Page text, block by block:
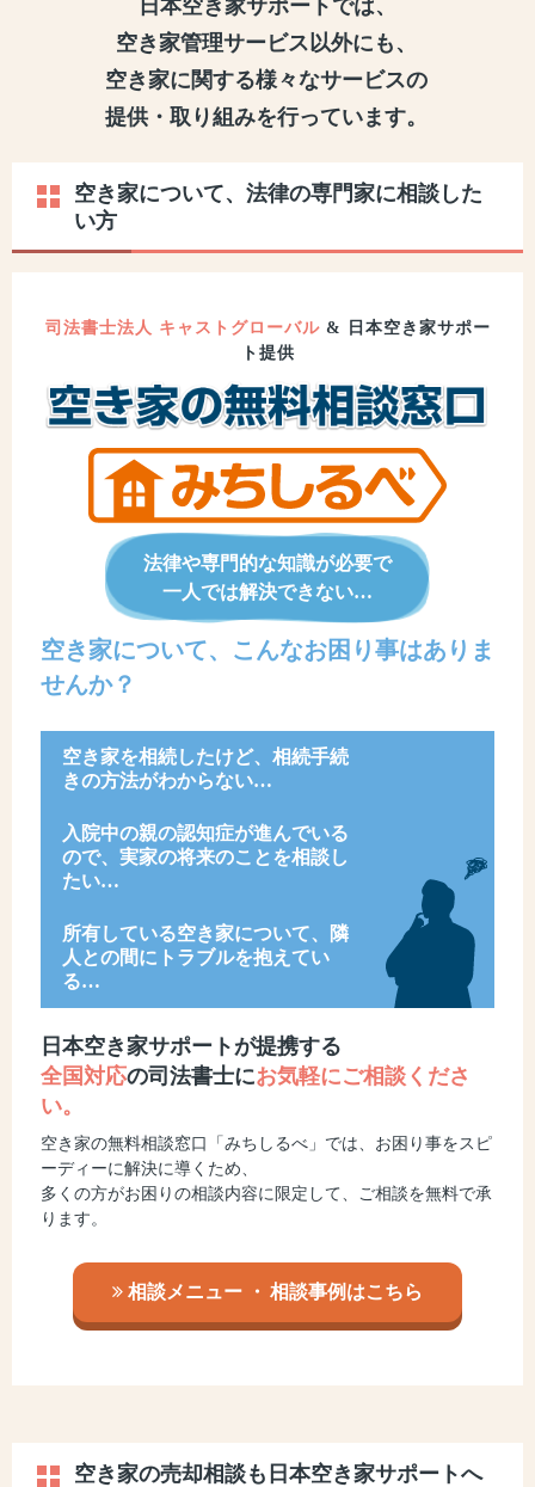
日本空き家サポートでは、
空き家管理サービス以外にも、
空き家に関する様々なサービスの
提供・取り組みを行っています。
空き家について、法律の専門家に相談した
い方
司法書士法人 キャストグローバル& 日本空き家サポー
ト提供
法律や専門的な知識が必要で
一人では解決できない…
空き家について、こんなお困り事はありま
せんか？
空き家を相続したけど、相続手続
きの方法がわからない…
入院中の親の認知症が進んでいる
ので、実家の将来のことを相談し
たい…
所有している空き家について、隣
人との間にトラブルを抱えてい
る…
日本空き家サポートが提携する
全国対応の司法書士にお気軽にご相談くださ
い。
空き家の無料相談窓口「みちしるべ」では、お困り事をスピ
ーディーに解決に導くため、
多くの方がお困りの相談内容に限定して、ご相談を無料で承
ります。
相談メニュー ・相談事例はこちら
空き家の売却相談も日本空き家サポートへ